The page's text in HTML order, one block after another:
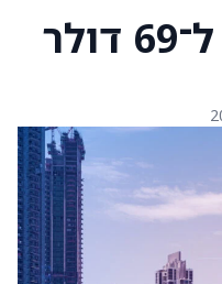
Centerspace ל־69 דולר